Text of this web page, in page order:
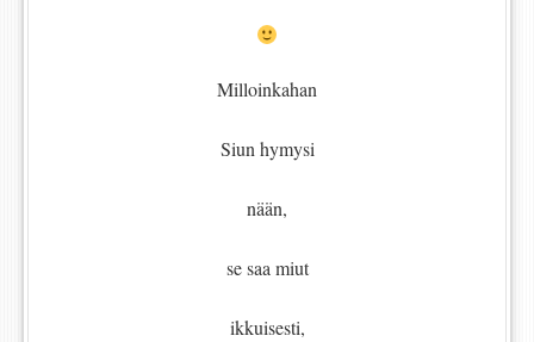
Milloinkahan
Siun hymysi
nään,
se saa miut
ikkuisesti,